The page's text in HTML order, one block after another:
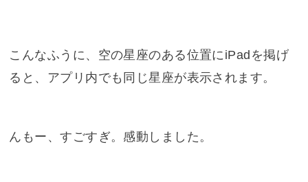
こんなふうに、空の星座のある位置にiPadを掲げ
ると、アプリ内でも同じ星座が表示されます。
んもー、すごすぎ。感動しました。